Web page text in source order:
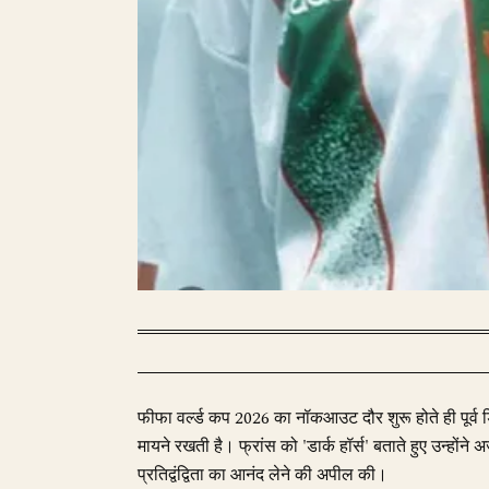
फीफा वर्ल्ड कप 2026 का नॉकआउट दौर शुरू होते ही
मायने रखती है। फ्रांस को 'डार्क हॉर्स' बताते हुए उन्होंने
प्रतिद्वंद्विता का आनंद लेने की अपील की।